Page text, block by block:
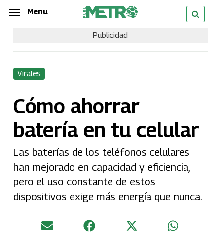
Skip
content
Menu
Publicidad
Virales
Cómo ahorrar
batería en tu celular
Las baterías de los teléfonos celulares
han mejorado en capacidad y eficiencia,
pero el uso constante de estos
dispositivos exige más energía que nunca.
Menu